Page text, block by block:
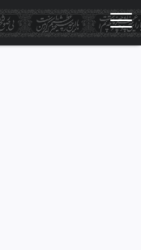
Skip
to
main